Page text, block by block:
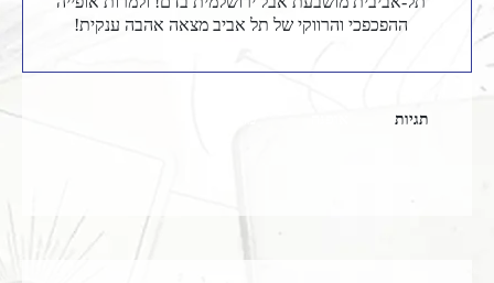
ההפכפכי והרווקי של תל אביב מצאה אהבה ענקית!
תגיות